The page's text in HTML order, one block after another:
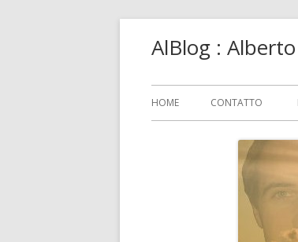
AlBlog :
Menu
principale
HOME CONTATTO